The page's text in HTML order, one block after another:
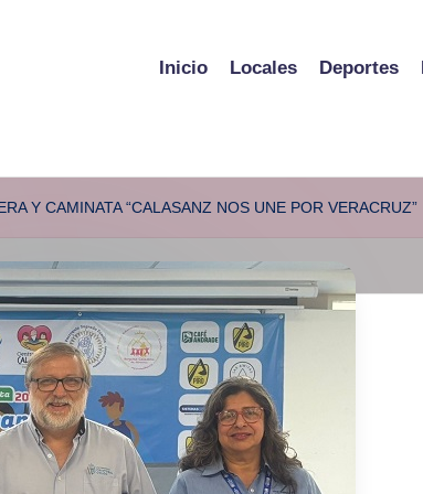
Inicio Locales Deportes
Y CAMINATA “CALASANZ NOS UNE POR VERACRUZ”